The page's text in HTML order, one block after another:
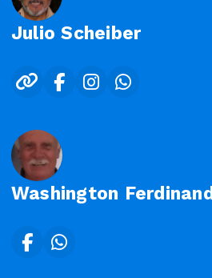
Julio Scheiber
Washington Ferdinand